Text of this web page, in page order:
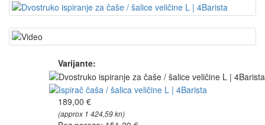
Varijante:
189,00 €
(approx 1 424,59 kn)